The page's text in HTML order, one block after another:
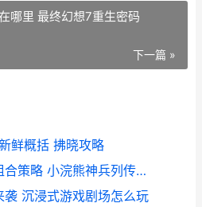
哪里 最终幻想7重生密码
下一篇 »
鲜概括 拂晓攻略
小浣熊神兵列传阵型组合策略 小浣熊神兵列传阵容推荐
沉浸式游戏剧场怎么玩